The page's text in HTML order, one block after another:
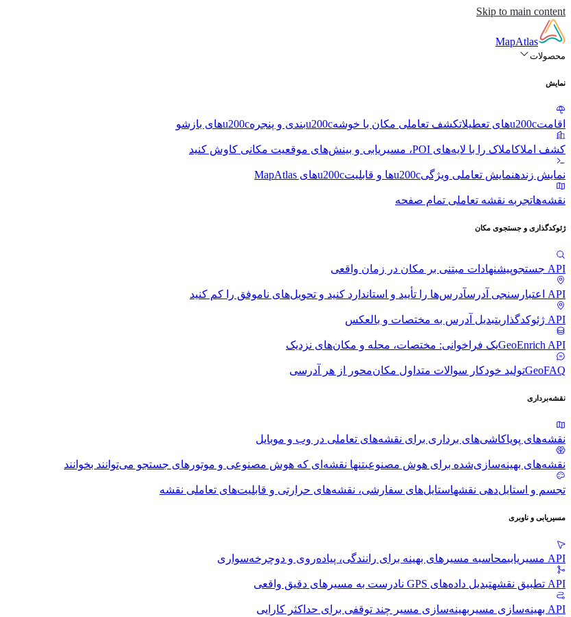
Skip to main content
MapAtlas
محصولات
نمایش
اقامتu200cهای تعطیلات کشف تعاملی مکان با خوشهu200cبندی و پنجرهu200cهای بازشو
کشف املاکاملاک را با لایه‌های POI، مسیریابی و بینش‌های موقعیت مکانی کاوش کنید
نمایش زندهنمایش تعاملی ویژگیu200cها و قابلیتu200cهای MapAtlas
نقشه‌هاتجربه نقشه تعاملی تمام صفحه
ژئوکدگذاری و جستجوی مکان
API جستجو پیشنهادات مبتنی بر مکان در زمان واقعی
API اعتبارسنجی آدرس آدرس‌ها را تأیید و استاندارد کنید و تحویل‌های ناموفق را کم کنید
API ژئوکدگذاری تبدیل آدرس به مختصات و بالعکس
GeoEnrich APIیک فراخوانی: مختصات، محله و مکان‌های نزدیک
GeoFAQتولید خودکار سوالات متداول مکان‌محور از هر آدرسی
نقشه‌برداری
نقشه‌های پویاکاشی‌های برداری برای نقشه‌های تعاملی در وب و موبایل
نقشه‌های بهینه‌سازی‌شده برای هوش مصنوعیتنها نقشه‌ای که هوش مصنوعی و موتورهای جستجو می‌توانند بخوانند
تجسم و استایل‌دهی نقشهاستایل‌های سفارشی، نقشه‌های حرارتی و قابلیت‌های تعاملی نقشه
مسیریابی و ناوبری
API مسیریابی محاسبه مسیرهای بهینه برای رانندگی، پیاده‌روی و دوچرخه‌سواری
API تطبیق نقشه تبدیل داده‌های GPS نادرست به مسیرهای دقیق واقعی
API بهینه‌سازی مسیر بهینه‌سازی مسیر چند توقفی برای حداکثر کارایی